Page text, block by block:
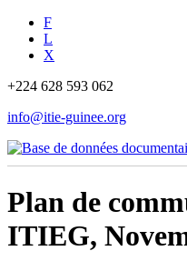
F
L
X
+224 628 593 062
info@itie-guinee.org
Plan de
ITIEG,